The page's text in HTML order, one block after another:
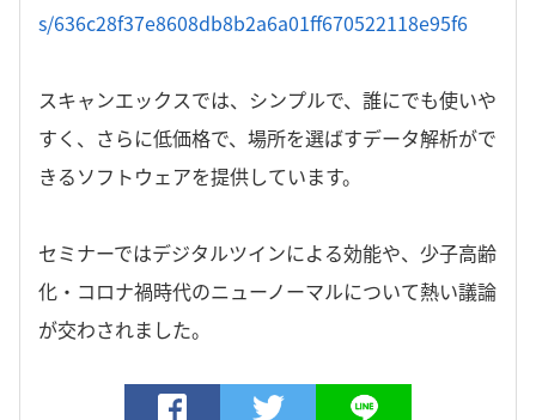
s/636c28f37e8608db8b2a6a01ff670522118e95f6
スキャンエックスでは、シンプルで、誰にでも使いや
すく、さらに低価格で、場所を選ばすデータ解析がで
きるソフトウェアを提供しています。
セミナーではデジタルツインによる効能や、少子高齢
化・コロナ禍時代のニューノーマルについて熱い議論
が交わされました。